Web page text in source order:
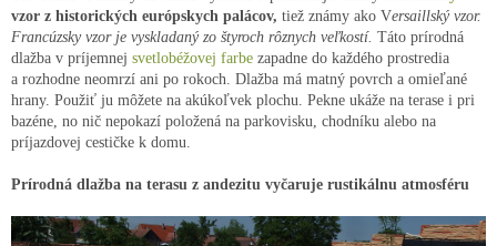
vzor z historických európskych palácov, tiež známy ako Versaillský vzor.
Francúzsky vzor je vyskladaný zo štyroch rôznych veľkostí. Táto prírodná
dlažba v príjemnej svetlobéžovej farbe zapadne do každého prostredia
a rozhodne neomrzí ani po rokoch. Dlažba má matný povrch a omieľané
hrany. Použiť ju môžete na akúkoľvek plochu. Pekne ukáže na terase i pri
bazéne, no nič nepokazí položená na parkovisku, chodníku alebo na
príjazdovej cestičke k domu.
Prírodná dlažba na terasu z andezitu vyčaruje rustikálnu atmosféru